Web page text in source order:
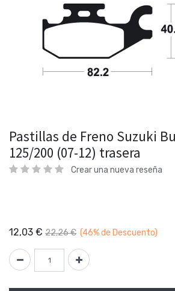
Pastillas de Freno Suzuki
125/200 (07-12) trasera
Crear una nueva reseña
12,03 € 22,26€ (46%de Descuento)